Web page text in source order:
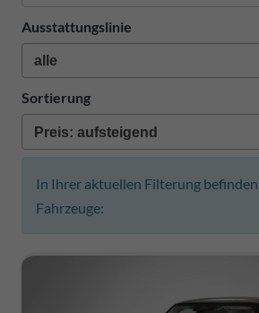
Ausstattungslinie
Sortierung
In Ihrer aktuellen Filterung befinden
Fahrzeuge: